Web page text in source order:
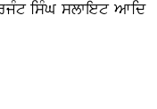
ਸਿੰਘ ਸਲਾਇਟ ਆਦਿ